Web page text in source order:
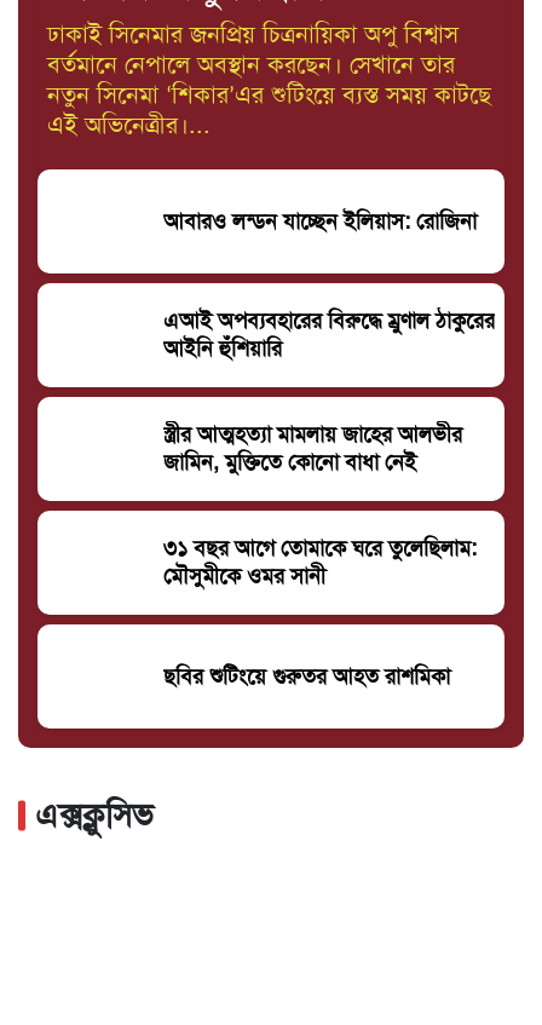
ঢাকাই সিনেমার জনপ্রিয় চিত্রনায়িকা অপু বিশ্বাস
বর্তমানে নেপালে অবস্থান করছেন। সেখানে তার
নতুন সিনেমা ‘শিকার’এর শুটিংয়ে ব্যস্ত সময় কাটছে
এই অভিনেত্রীর।...
আবারও লন্ডন যাচ্ছেন ইলিয়াস: রোজিনা
এআই অপব্যবহারের বিরুদ্ধে ম্রুণাল ঠাকুরের
আইনি হুঁশিয়ারি
স্ত্রীর আত্মহত্যা মামলায় জাহের আলভীর
জামিন, মুক্তিতে কোনো বাধা নেই
৩১ বছর আগে তোমাকে ঘরে তুলেছিলাম:
মৌসুমীকে ওমর সানী
ছবির শুটিংয়ে গুরুতর আহত রাশমিকা
এক্সক্লুসিভ